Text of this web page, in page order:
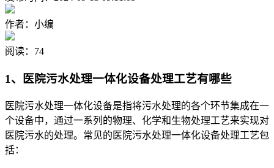
作者：小编
阅读：74
1、医院污水处理一体化设备处理工艺有哪些
医院污水处理一体化设备是指将污水处理的各个环节集成在一
个设备中，通过一系列的物理、化学和生物处理工艺来实现对
医院污水的处理。常见的医院污水处理一体化设备处理工艺包
括：